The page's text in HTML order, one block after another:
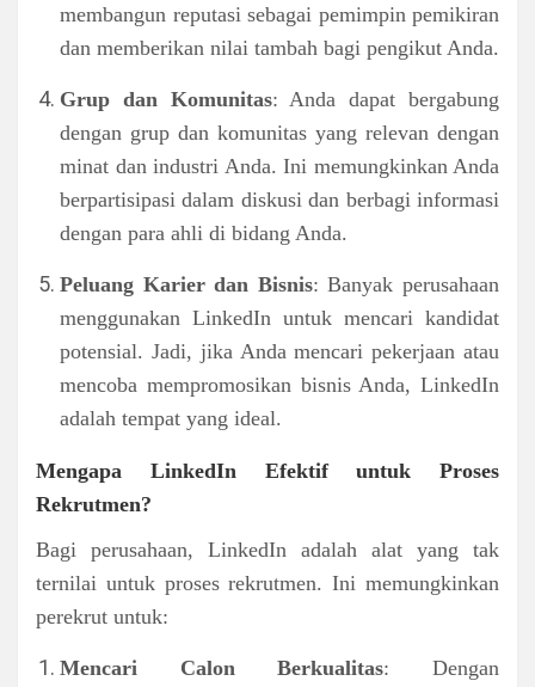
membangun reputasi sebagai pemimpin pemikiran
dan memberikan nilai tambah bagi pengikut Anda.
Grup dan Komunitas: Anda dapat bergabung
dengan grup dan komunitas yang relevan dengan
minat dan industri Anda. Ini memungkinkan Anda
berpartisipasi dalam diskusi dan berbagi informasi
dengan para ahli di bidang Anda.
Peluang Karier dan Bisnis: Banyak perusahaan
menggunakan LinkedIn untuk mencari kandidat
potensial. Jadi, jika Anda mencari pekerjaan atau
mencoba mempromosikan bisnis Anda, LinkedIn
adalah tempat yang ideal.
Mengapa LinkedIn Efektif untuk Proses
Rekrutmen?
Bagi perusahaan, LinkedIn adalah alat yang tak
ternilai untuk proses rekrutmen. Ini memungkinkan
perekrut untuk:
Mencari Calon Berkualitas: Dengan